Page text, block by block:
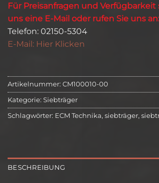
Für Preisanfragen und Verfügbarkeit
uns eine E-Mail oder rufen Sie uns an:
Telefon: 02150-5304
E-Mail: Hier Klicken
Artikelnummer: CM100010-00
Kategorie: Siebträger
Schlagwörter: ECM Technika, siebträger,
BESCHREIBUNG